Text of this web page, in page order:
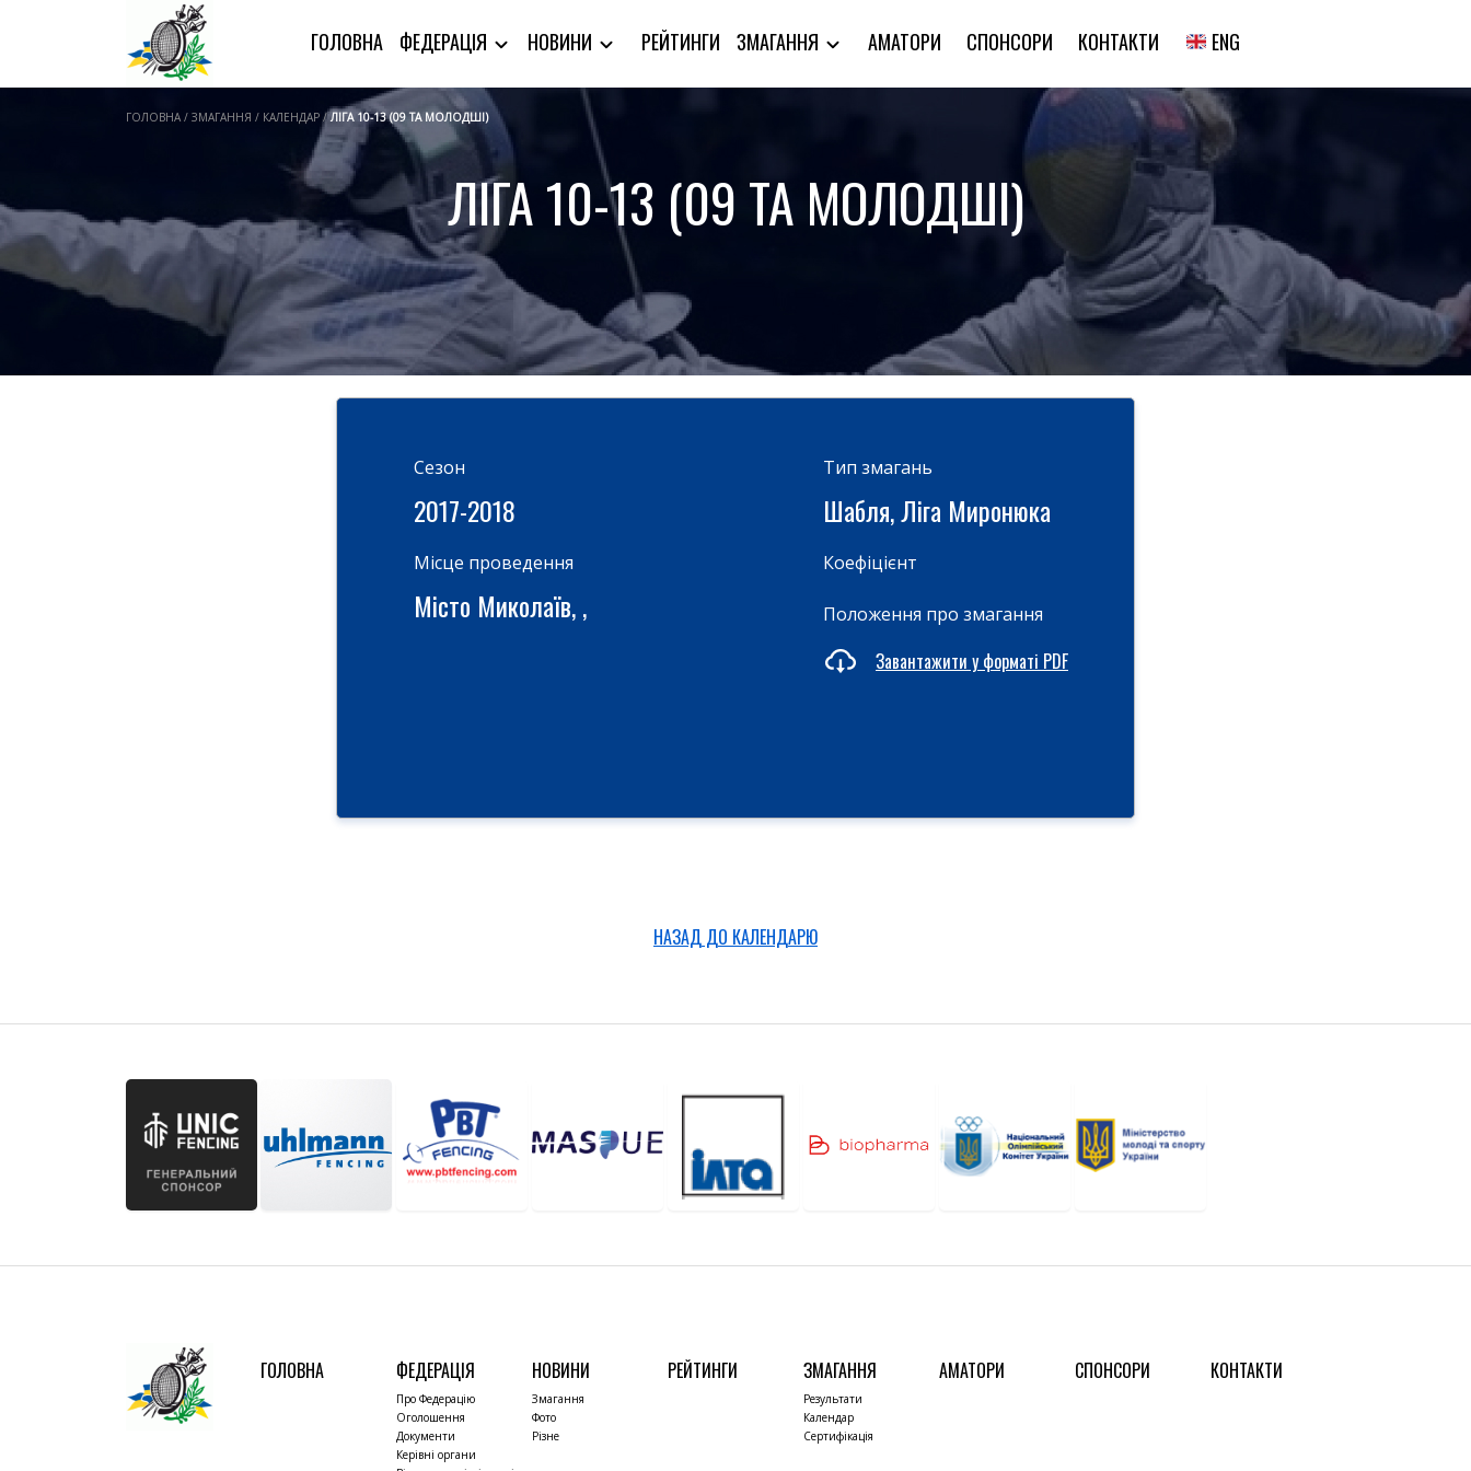
ГОЛОВНА ФЕДЕРАЦІЯ НОВИНИ РЕЙТИНГИ ЗМАГАННЯ АМАТОРИ СПОНСОРИ КОНТАКТИ ENG
ГОЛОВНА / ЗМАГАННЯ / КАЛЕНДАР / ЛІГА 10-13 (09 ТА МОЛОДШІ)
ЛІГА 10-13 (09 ТА МОЛОДШІ)
Cезон
2017-2018
Місце проведення
Місто Миколаїв, ,
Тип змагань
Шабля, Ліга Миронюка
Коефіцієнт
Положення про змагання
Завантажити у форматі PDF
НАЗАД ДО КАЛЕНДАРЮ
ГОЛОВНА ФЕДЕРАЦІЯ
Про Федерацію
Оголошення
Документи
Керівні органи
НОВИНИ
Змагання
Фото
Різне
РЕЙТИНГИ ЗМАГАННЯ
Результати
Календар
Сертифікація
АМАТОРИ СПОНСОРИ КОНТАКТИ